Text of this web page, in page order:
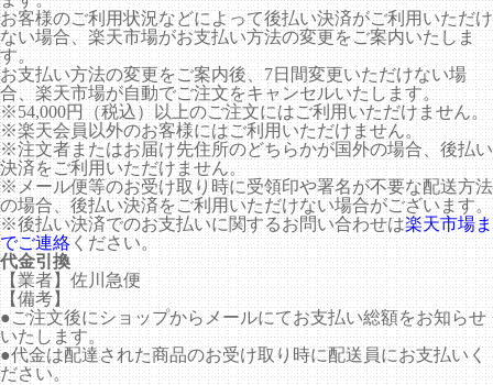
お客様のご利用状況などによって後払い決済がご利用いただけ
ない場合、楽天市場がお支払い方法の変更をご案内いたしま
す。
お支払い方法の変更をご案内後、7日間変更いただけない場
合、楽天市場が自動でご注文をキャンセルいたします。
※54,000円（税込）以上のご注文にはご利用いただけません。
※楽天会員以外のお客様にはご利用いただけません。
※注文者またはお届け先住所のどちらかが国外の場合、後払い
決済をご利用いただけません。
※メール便等のお受け取り時に受領印や署名が不要な配送方法
の場合、後払い決済をご利用いただけない場合がございます。
※後払い決済でのお支払いに関するお問い合わせは楽天市場ま
でご連絡ください。
代金引換
【業者】佐川急便
【備考】
●ご注文後にショップからメールにてお支払い総額をお知らせ
いたします。
●代金は配達された商品のお受け取り時に配送員にお支払いく
ださい。